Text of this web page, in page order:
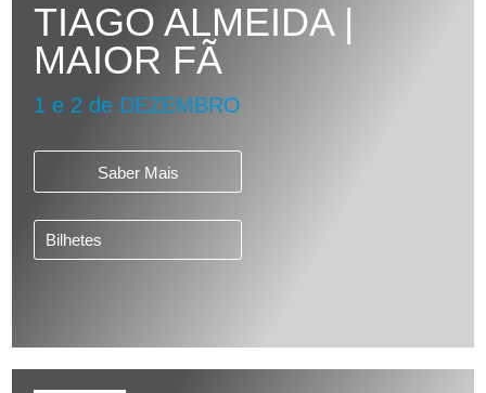
TIAGO ALMEIDA |
MAIOR FÃ
1 e 2 de DEZEMBRO
Saber Mais
Bilhetes